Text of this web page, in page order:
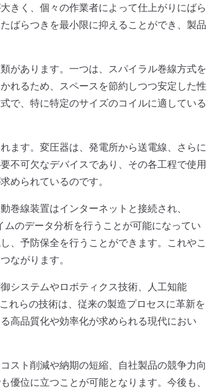
きく、個々の作業者によって仕上がりにばら
ばらつきを最小限に抑えることができ、製品
があります。一つは、スパイラル巻線方式を
れるため、スペースを節約しつつ安定した性
で、特に特定のサイズのコイルに適している
ます。変圧器は、発電所から送電線、さらに
不可欠なデバイスであり、その各工程で使用
められているのです。
巻線装置はインターネットと接続され、
のデータ分析を行うことが可能になってい
、予防保全を行うことができます。これやこ
ながります。
システムやロボティクス技術、人工知能
れらの技術は、従来の製造プロセスに革新を
高品質化や効率化が求められる現代におい
スト削減や納期の短縮、自社製品の競争力向
位に立つことが可能となります。今後も、